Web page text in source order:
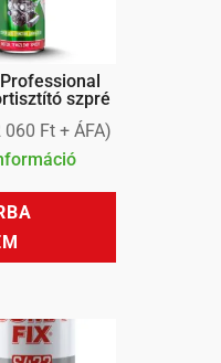
szpré
060 Ft+ ÁFA)